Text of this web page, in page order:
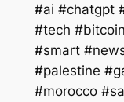
#ai #chatgpt
#tech
#smart
#palestine
#morocco